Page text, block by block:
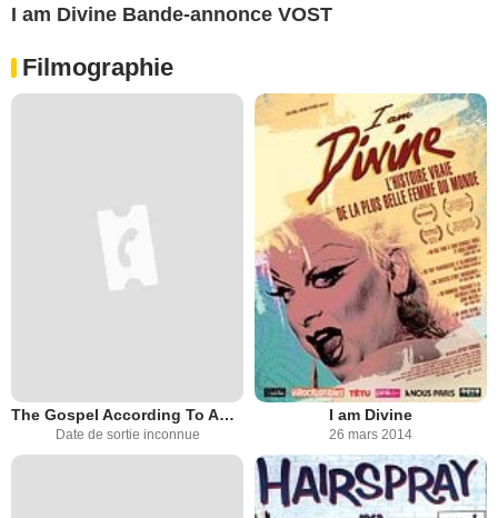
I am Divine Bande-annonce VOST
Filmographie
The Gospel According To André
Date de sortie inconnue
I am Divine
26 mars 2014